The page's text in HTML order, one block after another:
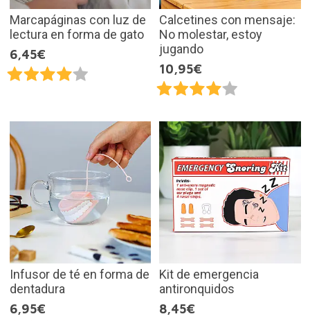
Marcapáginas con luz de
lectura en forma de gato
6,45€
Calcetines con mensaje:
No molestar, estoy
jugando
10,95€
Infusor de té en forma de
dentadura
6,95€
Kit de emergencia
antironquidos
8,45€